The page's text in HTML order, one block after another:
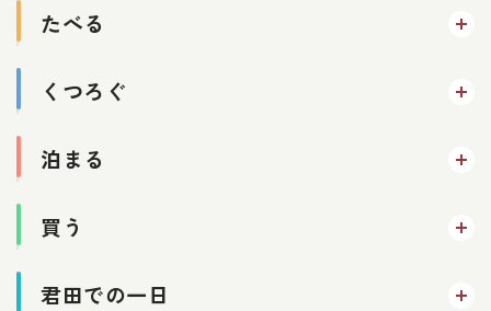
たべる
くつろぐ
泊まる
買う
君田での一日